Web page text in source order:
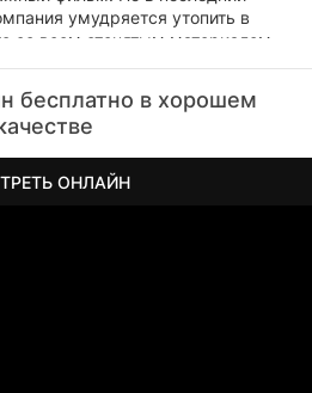
умудряется утопить в
со всем отснятым материалом.
девушка, в которую он
бесплатно в хорошем
ОНЛАЙН